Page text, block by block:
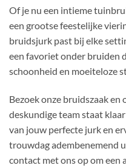
Of je nu een intieme
een grootse feestelijke
bruidsjurk past bij elke
een favoriet onder bruiden
schoonheid en moeiteloze
Bezoek onze bruidszaak
deskundige team staat
van jouw perfecte jurk en
trouwdag adembenemend
contact met ons op om een